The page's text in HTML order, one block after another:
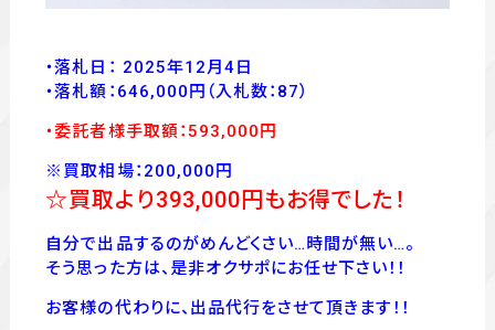
・落札日： 2025年12月4日
・落札額：646,000 円 （入札数：87）
・委託者様手取額：593,000 円
※買取相場：200,000円
☆買取より393,000円もお得でした！
自分で出品するのがめんどくさい…時間が無い…。
そう思った方は、是非オクサポにお任せ下さい！！
お客様の代わりに、出品代行をさせて頂きます！！